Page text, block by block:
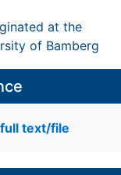
at the
of Bamberg
full text/file